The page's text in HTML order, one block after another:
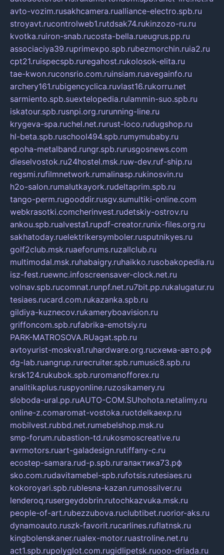
avto-vozim.rusakhcamera.rualliance-electro.spb.ru
stroyavt.rucontrolweb1.rutdsak74.rukinzozo-ru.ru
kvotka.ruiron-snab.rucosta-bella.rueugrus.pp.ru
associaciya39.ruprimexpo.spb.rubezmorchin.ruia2.ru
cpt21.ruispecspb.ruregahost.rukolosok-elita.ru
tae-kwon.ruconsrio.com.ruinsiam.ruavegainfo.ru
archery161.rubigencyclica.ruvlast16.rukorru.net
sarmiento.spb.suextelopedia.rulammin-suo.spb.ru
iskatour.spb.rusnpi.org.rurunning-line.ru
krygeva-spa.ruchel.net.rurust-loco.rudugshop.ru
hl-beta.spb.ruschool494.spb.rumymubaby.ru
epoha-metalband.rungr.spb.rurusgosnews.com
dieselvostok.ru24hostel.msk.ruw-dev.ruf-ship.ru
regsmi.rufilmnetwork.rumalinasp.rukinosvin.ru
h2o-salon.rumalutkayork.rudeltaprim.spb.ru
tango-perm.rugooddir.rusgv.sumultiki-online.com
webkrasotki.comcherinvest.rudetskiy-ostrov.ru
ankou.spb.rualvesta1.rupdf-creator.runix-files.org.ru
sakhatoday.ruelektrikersymboler.rusputnikyes.ru
golf2club.msk.ruaeforums.ruzallclub.ru
multimodal.msk.ruhabaigry.ruhaikko.rusobakopedia.ru
isz-fest.ruewnc.infoscreensaver-clock.net.ru
volnav.spb.rucomnat.runpf.net.ru7bit.pp.rukalugatur.ru
tesiaes.rucard.com.rukazanka.spb.ru
gildiya-kuznecov.rukameryboavision.ru
griffoncom.spb.rufabrika-emotsiy.ru
PARK-MATROSOVA.RUagat.spb.ru
avtoyurist-moskva1.ruhardware.org.ruсхема-авто.рф
dg-lab.ruangrup.rurecruiter.spb.rumusic8.spb.ru
krsk124.rukubok.spb.ruromanofforex.ru
analitikaplus.ruspyonline.ruzosikamery.ru
sloboda-ural.pp.ruAUTO-COM.SUhohota.netalimy.ru
online-z.comaromat-vostoka.ruotdelkaexp.ru
mobilvest.rubbd.net.rumebelshop.msk.ru
smp-forum.rubastion-td.rukosmoscreative.ru
avrmotors.ruart-galadesign.rutiffany-c.ru
ecostep-samara.rud-p.spb.ruгалактика73.рф
sko.com.rudavitamebel-spb.rufotsis.rutesiaes.ru
kokoroyari.spb.rublesna-kazan.rumossilver.ru
lenderoq.rusergeydobrin.rutochkazvuka.msk.ru
people-of-art.rubezzubova.ruclubtibet.ruorior-aks.ru
dynamoauto.ruszk-favorit.rucarlines.ruflatnsk.ru
kingbolenskaner.rualex-motor.ruastroline.net.ru
act1.spb.rupolyglot.com.rugidlipetsk.ruooo-driada.ru